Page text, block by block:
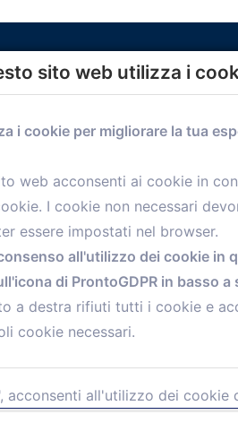
sito web utilizza i
i cookie per migliorare la tua
web acconsenti ai cookie in
I cookie non necessari
essere impostati nel browser.
all'utilizzo dei cookie in
di ProntoGDPR in basso a
a destra rifiuti tutti i cookie e
cookie necessari.
acconsenti all'utilizzo dei cookie